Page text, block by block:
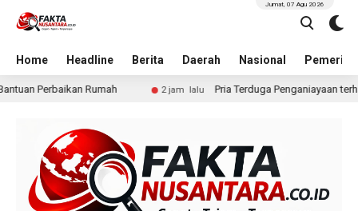
Home Headline Berita Daerah Nasional
Jumat, 07 Agu 2026
jam lalu Pria Terduga Penganiayaan terhadap Seorang Wanita di Medan